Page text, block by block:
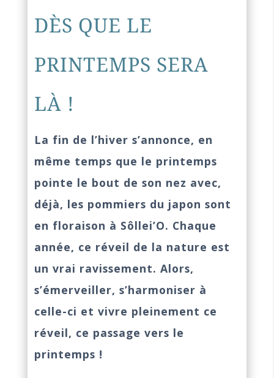
DÈS QUE LE
PRINTEMPS SERA
LÀ !
La fin de l’hiver s’annonce, en
même temps que le printemps
pointe le bout de son nez avec,
déjà, les pommiers du japon sont
en floraison à Sôllei’O. Chaque
année, ce réveil de la nature est
un vrai ravissement. Alors,
s’émerveiller, s’harmoniser à
celle-ci et vivre pleinement ce
réveil, ce passage vers le
printemps !